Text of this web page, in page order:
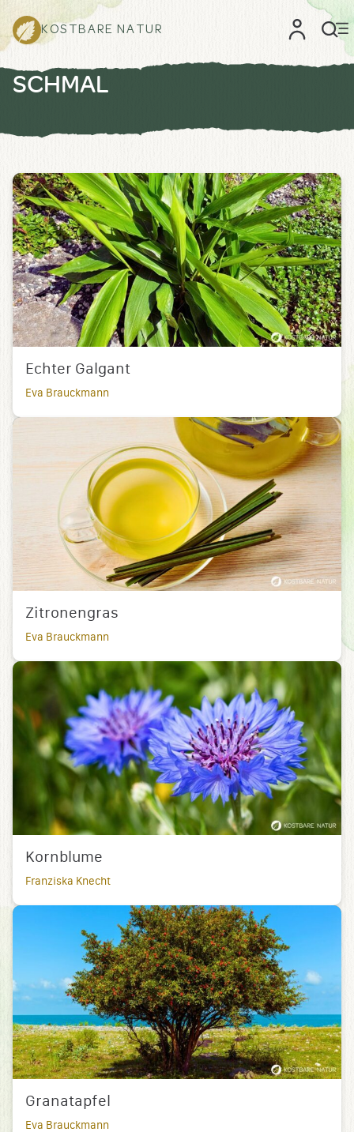
KOSTBARE NATUR
SCHMAL
Echter Galgant
Eva Brauckmann
Zitronengras
Eva Brauckmann
Kornblume
Franziska Knecht
Granatapfel
Eva Brauckmann